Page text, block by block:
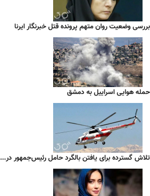
بررسی وضعیت روان متهم پرونده قتل خبرنگار ایرنا
حمله هوایی اسراییل به دمشق
تلاش گسترده برای یافتن بالگرد حامل رئیس‌جمهور در...